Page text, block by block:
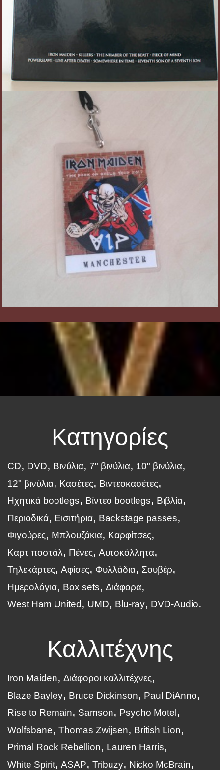
Κατηγορίες
CD DVD Βινύλια 7" βινύλια
10" βινύλια
12" βινύλια
Κασέτες
Βιντεοκασέτες
Ηχητικά bootlegs
Βίντεο bootlegs
Βιβλία
Περιοδικά
Εισιτήρια
Backstage passes
Φιγούρες
Μπλουζάκια
Καρφίτσες
Καρτ ποστάλ
Πένες
Αυτοκόλλητα
Τηλεκάρτες
Αφίσες Φυλλάδια
Σουβέρ
Ημερολόγια
Box sets
Διάφορα
West Ham United
UMD Blu-ray DVD-Audio
Καλλιτέχνης
Iron Maiden
Διάφοροι καλλιτέχνες
Blaze Bayley
Bruce Dickinson
Paul DiAnno
Rise to Remain
Samson
Psycho Motel
Wolfsbane
Thomas Zwijsen
British Lion
Primal Rock Rebellion
Lauren Harris
White Spirit ASAP Tribuzy
Nicko McBrain